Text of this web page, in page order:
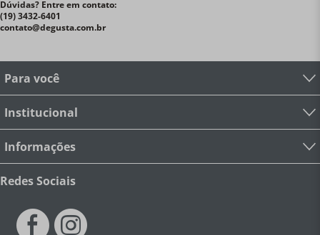
Dúvidas? Entre em contato:
(19) 3432-6401
contato@degusta.com.br
Para você
Institucional
Informações
Redes Sociais